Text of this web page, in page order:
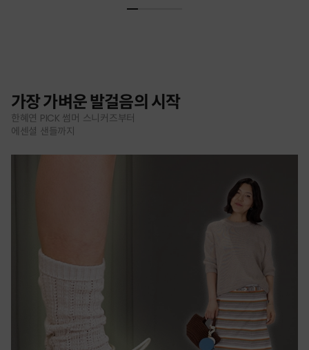
가장 가벼운 발걸음의 시작
한혜연 PICK 썸머 스니커즈부터
에센셜 샌들까지